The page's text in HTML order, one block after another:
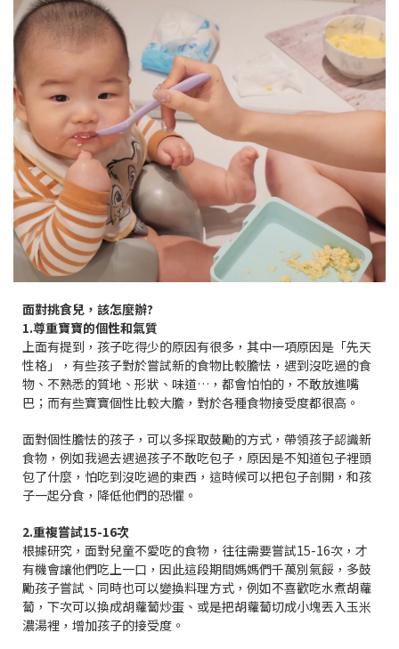
面對挑食兒，該怎麼辦?
1.尊重寶寶的個性和氣質
上面有提到，孩子吃得少的原因有很多，其中一項原因是「先天
性格」，有些孩子對於嘗試新的食物比較膽怯，遇到沒吃過的食
物、不熟悉的質地、形狀、味道…，都會怕怕的，不敢放進嘴
巴；而有些寶寶個性比較大膽，對於各種食物接受度都很高。
面對個性膽怯的孩子，可以多採取鼓勵的方式，帶領孩子認識新
食物，例如我過去遇過孩子不敢吃包子，原因是不知道包子裡頭
包了什麼，怕吃到沒吃過的東西，這時候可以把包子剖開，和孩
子一起分食，降低他們的恐懼。
2.重複嘗試15-16次
根據研究，面對兒童不愛吃的食物，往往需要嘗試15-16次，才
有機會讓他們吃上一口，因此這段期間媽媽們千萬別氣餒，多鼓
勵孩子嘗試、同時也可以變換料理方式，例如不喜歡吃水煮胡蘿
蔔，下次可以換成胡蘿蔔炒蛋、或是把胡蘿蔔切成小塊丟入玉米
濃湯裡，增加孩子的接受度。